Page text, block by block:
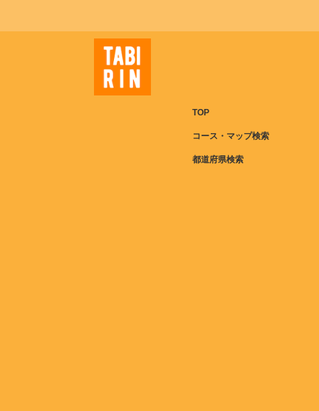
TOP
コース・マップ検索
都道府県検索